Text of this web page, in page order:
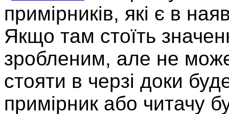
примірників, які є в
Якщо там стоїть
зробленим, але не
стояти в черзі доки
примірник або читачу